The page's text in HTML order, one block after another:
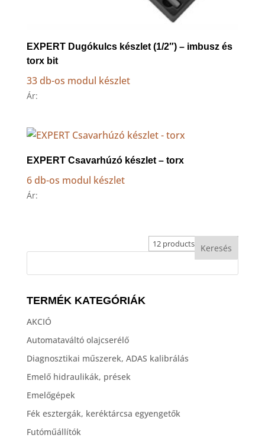
EXPERT Dugókulcs készlet (1/2″) – imbusz és
torx bit
33 db-os modul készlet
Ár:
EXPERT Csavarhúzó készlet – torx
6 db-os modul készlet
Ár:
TERMÉK KATEGÓRIÁK
AKCIÓ
Automataváltó olajcserélő
Diagnosztikai műszerek, ADAS kalibrálás
Emelő hidraulikák, prések
Emelőgépek
Fék esztergák, keréktárcsa egyengetők
Futóműállítók